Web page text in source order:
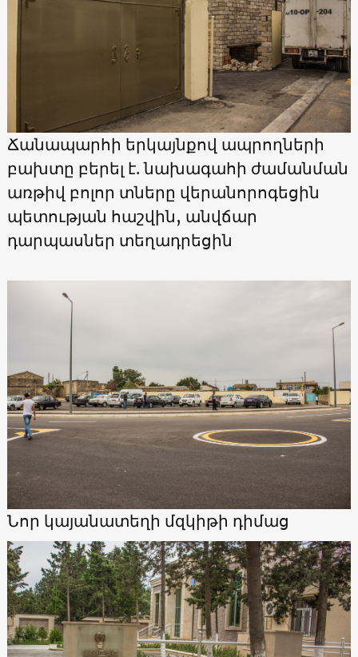
Ճանապարհի երկայնքով ապրողների
բախտը բերել է. նախագահի ժամանման
առթիվ բոլոր տները վերանորոգեցին
պետության հաշվին, անվճար
դարպասներ տեղադրեցին
Նոր կայանատեղի մզկիթի դիմաց